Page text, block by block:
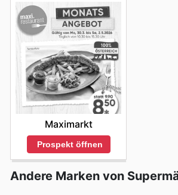
Maximarkt
Prospekt öffnen
Andere Marken von